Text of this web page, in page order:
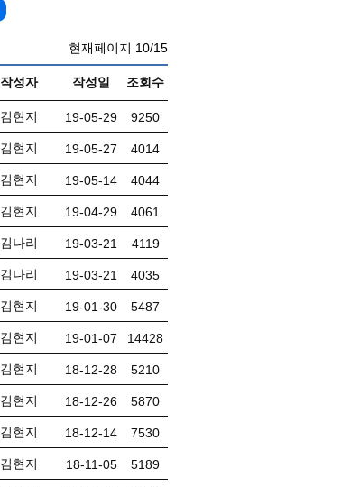
현재페이지 10/15
작성자 작성일 조회수
김현지 19-05-29 9250
김현지 19-05-27 4014
김현지 19-05-14 4044
김현지 19-04-29 4061
김나리 19-03-21 4119
김나리 19-03-21 4035
김현지 19-01-30 5487
김현지 19-01-07 14428
김현지 18-12-28 5210
김현지 18-12-26 5870
김현지 18-12-14 7530
김현지 18-11-05 5189